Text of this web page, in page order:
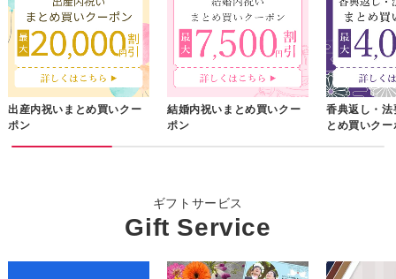
出産内祝いまとめ買いクー
ポン
結婚内祝いまとめ買いクー
ポン
香典返し・
とめ買いクー
ギフトサービス
Gift Service